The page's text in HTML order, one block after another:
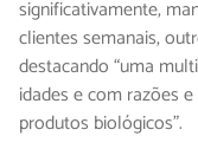
significativamente,
clientes semanais,
destacando “uma
idades e com razões
produtos biológicos”.